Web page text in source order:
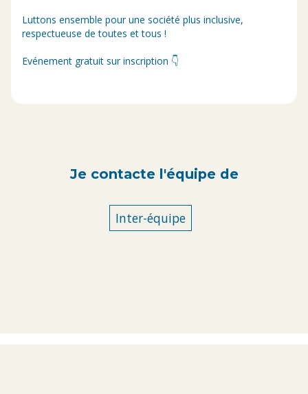
Luttons ensemble pour une société plus inclusive,
respectueuse de toutes et tous !
Evénement gratuit sur inscription 👇
Je contacte l'équipe de
Inter-équipe